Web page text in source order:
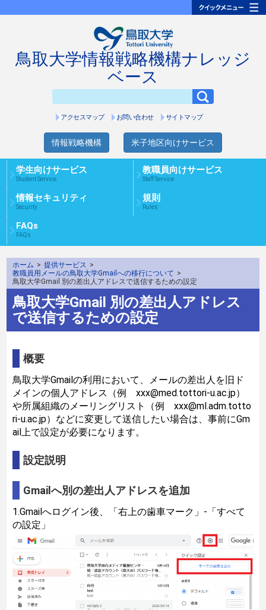
鳥取大学情報戦略機構ナレッジ
ベース
アクセスマップ お問い合わせ サイトマップ
情報戦略機構 米子地区向けサービス
学生向けサービス
Student Service
教職員向けサービス
Staff Service
情報セキュリティ
Security
規則
Rules
FAQs
FAQs
ホーム > 提供サービス >
教職員用メールの鳥取大学Gmailへの移行について >
鳥取大学Gmail 別の差出人アドレスで送信するための設定
鳥取大学Gmail 別の差出人アドレス
で送信するための設定
概要
鳥取大学Gmailの利用において、メールの差出人を旧ド
メインの個人アドレス（例 xxx@med.tottori-u.ac.jp）
や所属組織のメーリングリスト（例 xxx@ml.adm.totto
ri-u.ac.jp）などに変更して送信したい場合は、事前にGm
ail上で設定が必要になります。
設定説明
Gmailへ別の差出人アドレスを追加
1.Gmailへログイン後、「右上の歯車マーク」-「すべて
の設定」